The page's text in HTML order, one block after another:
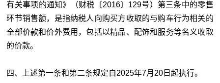
有关事项的通知》（财税〔2016〕129号）第三条中的零售
环节销售额，是指纳税人向购买方收取的与购车行为相关的
全部价款和价外费用，包括以精品、配饰和服务等名义收取
的价款。
四、上述第一条和第二条规定自2025年7月20日起执行。